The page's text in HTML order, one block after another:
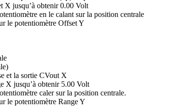
X jusqu’à obtenir 0.00 Volt
en le calant sur la position centrale
le potentiomètre Offset Y
et la sortie CVout X
X jusqu’à obtenir 5.00 Volt
caler sur la position centrale.
le potentiomètre Range Y